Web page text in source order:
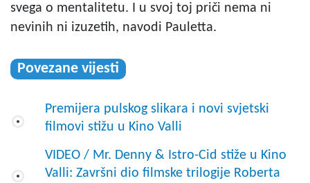
svega o mentalitetu. I u svoj toj priči nema ni
nevinih ni izuzetih, navodi Pauletta.
Povezane vijesti
Premijera pulskog slikara i novi svjetski
filmovi stižu u Kino Valli
VIDEO / Mr. Denny & Istro-Cid stiže u Kino
Valli: Završni dio filmske trilogije Roberta